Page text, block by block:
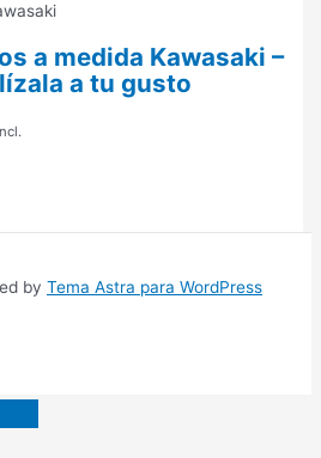
a medida Kawasaki –
a tu gusto
by Tema Astra para WordPress